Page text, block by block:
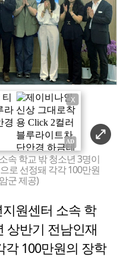
X
속 학교 밖 청소년 3명이
로 선정돼 각각 100만원
군 제공)
원센터 소속 학
상반기 전남인재
각 100만원의 장학